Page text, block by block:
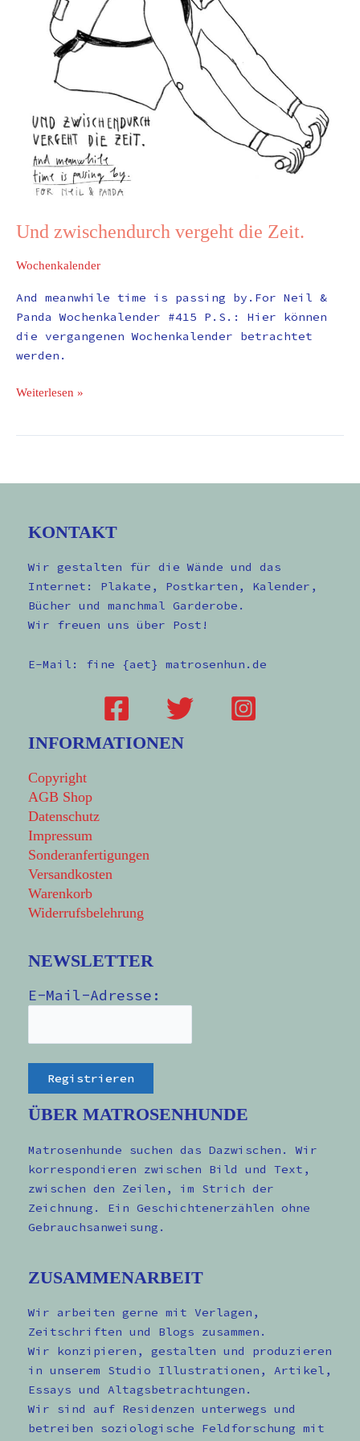
Und zwischendurch vergeht die Zeit.
Wochenkalender
And meanwhile time is passing by.For Neil &
Panda Wochenkalender #415 P.S.: Hier können
die vergangenen Wochenkalender betrachtet
werden.
Weiterlesen »
KONTAKT
Wir gestalten für die Wände und das
Internet: Plakate, Postkarten, Kalender,
Bücher und manchmal Garderobe.
Wir freuen uns über Post!
E-Mail: fine {aet} matrosenhun.de
INFORMATIONEN
Copyright
AGB Shop
Datenschutz
Impressum
Sonderanfertigungen
Versandkosten
Warenkorb
Widerrufsbelehrung
NEWSLETTER
E-Mail-Adresse:
ÜBER MATROSENHUNDE
Matrosenhunde suchen das Dazwischen. Wir
korrespondieren zwischen Bild und Text,
zwischen den Zeilen, im Strich der
Zeichnung. Ein Geschichtenerzählen ohne
Gebrauchsanweisung.
ZUSAMMENARBEIT
Wir arbeiten gerne mit Verlagen,
Zeitschriften und Blogs zusammen.
Wir konzipieren, gestalten und produzieren
in unserem Studio Illustrationen, Artikel,
Essays und Altagsbetrachtungen.
Wir sind auf Residenzen unterwegs und
betreiben soziologische Feldforschung mit